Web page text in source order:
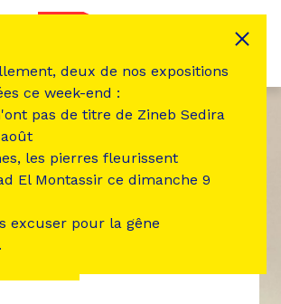
deux de nos expositions
ce week-end :
pas de titre de Zineb Sedira
les pierres fleurissent
El Montassir ce dimanche 9
excuser pour la gêne
des cookies